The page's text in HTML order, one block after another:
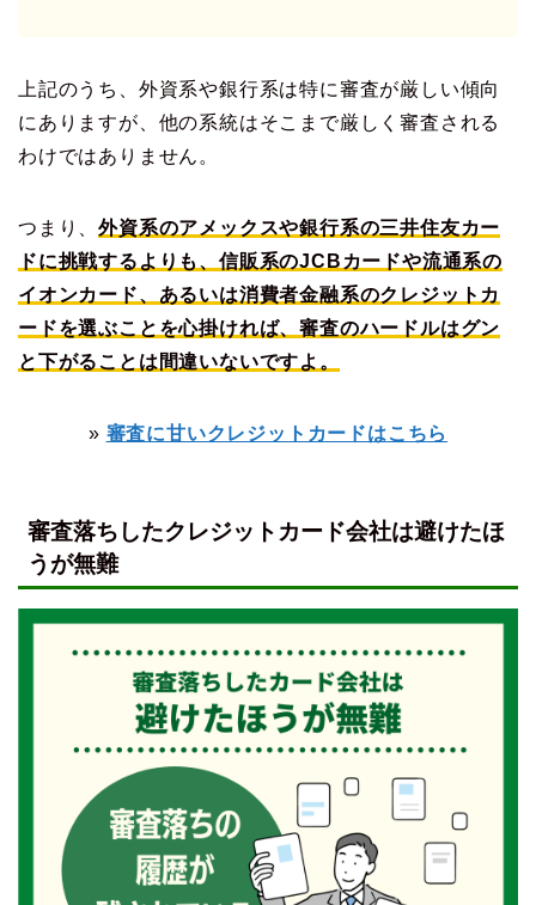
上記のうち、外資系や銀行系は特に審査が厳しい傾向
にありますが、他の系統はそこまで厳しく審査される
わけではありません。
つまり、外資系のアメックスや銀行系の三井住友カー
ドに挑戦するよりも、信販系のJCBカードや流通系の
イオンカード、あるいは消費者金融系のクレジットカ
ードを選ぶことを心掛ければ、審査のハードルはグン
と下がることは間違いないですよ。
» 審査に甘いクレジットカードはこちら
審査落ちしたクレジットカード会社は避けたほ
うが無難